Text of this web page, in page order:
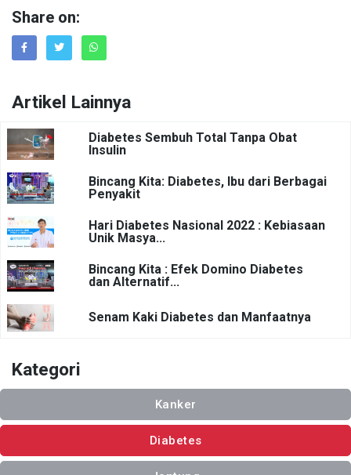
Share on:
Artikel Lainnya
Diabetes Sembuh Total Tanpa Obat
Insulin
Bincang Kita: Diabetes, Ibu dari Berbagai
Penyakit
Hari Diabetes Nasional 2022 : Kebiasaan
Unik Masya...
Bincang Kita : Efek Domino Diabetes
dan Alternatif...
Senam Kaki Diabetes dan Manfaatnya
Kategori
Kanker
Diabetes